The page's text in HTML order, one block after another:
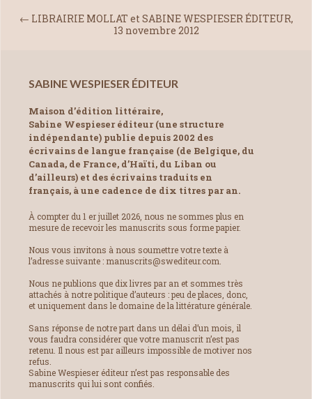
← LIBRAIRIE MOLLAT et SABINE WESPIESER ÉDITEUR,
13 novembre 2012
SABINE WESPIESER ÉDITEUR
Maison d’édition littéraire,
Sabine Wespieser éditeur (une structure
indépendante) publie depuis 2002 des
écrivains de langue française (de Belgique, du
Canada, de France, d’Haïti, du Liban ou
d’ailleurs) et des écrivains traduits en
français, à une cadence de dix titres par an.
À compter du 1 er juillet 2026, nous ne sommes plus en
mesure de recevoir les manuscrits sous forme papier.
Nous vous invitons à nous soumettre votre texte à
l’adresse suivante : manuscrits@swediteur.com.
Nous ne publions que dix livres par an et sommes très
attachés à notre politique d’auteurs : peu de places, donc,
et uniquement dans le domaine de la littérature générale.
Sans réponse de notre part dans un délai d’un mois, il
vous faudra considérer que votre manuscrit n’est pas
retenu. Il nous est par ailleurs impossible de motiver nos
refus.
Sabine Wespieser éditeur n’est pas responsable des
manuscrits qui lui sont confiés.